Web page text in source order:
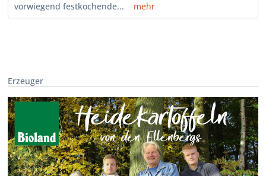
vorwiegend festkochende...
mehr
Erzeuger